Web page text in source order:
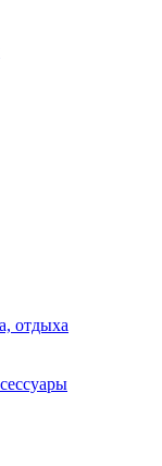
отдыха